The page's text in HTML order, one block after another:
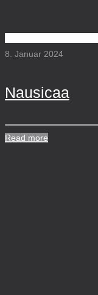
8. Januar 2024
Nausicaa
Read more